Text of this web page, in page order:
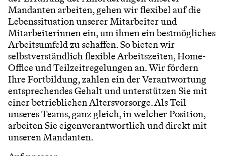
Mandanten arbeiten, gehen wir flexibel auf die
Lebenssituation unserer Mitarbeiter und
Mitarbeiterinnen ein, um ihnen ein bestmögliches
Arbeitsumfeld zu schaffen. So bieten wir
selbstverständlich flexible Arbeitszeiten, Home-
Office und Teilzeitregelungen an. Wir fördern
Ihre Fortbildung, zahlen ein der Verantwortung
entsprechendes Gehalt und unterstützen Sie mit
einer betrieblichen Altersvorsorge. Als Teil
unseres Teams, ganz gleich, in welcher Position,
arbeiten Sie eigenverantwortlich und direkt mit
unseren Mandanten.